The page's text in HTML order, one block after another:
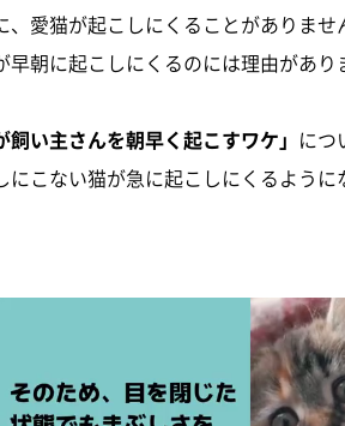
、愛猫が起こしにくることがありま
朝に起こしにくるのには理由があり
飼い主さんを朝早く起こすワケ」 につ
にこない猫が急に起こしにくるよう